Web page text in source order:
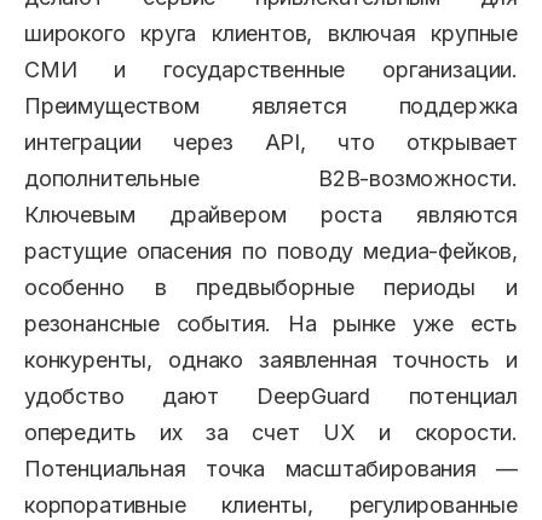
широкого круга клиентов, включая крупные
СМИ и государственные организации.
Преимуществом является поддержка
интеграции через API, что открывает
дополнительные B2B-возможности.
Ключевым драйвером роста являются
растущие опасения по поводу медиа-фейков,
особенно в предвыборные периоды и
резонансные события. На рынке уже есть
конкуренты, однако заявленная точность и
удобство дают DeepGuard потенциал
опередить их за счет UX и скорости.
Потенциальная точка масштабирования —
корпоративные клиенты, регулированные